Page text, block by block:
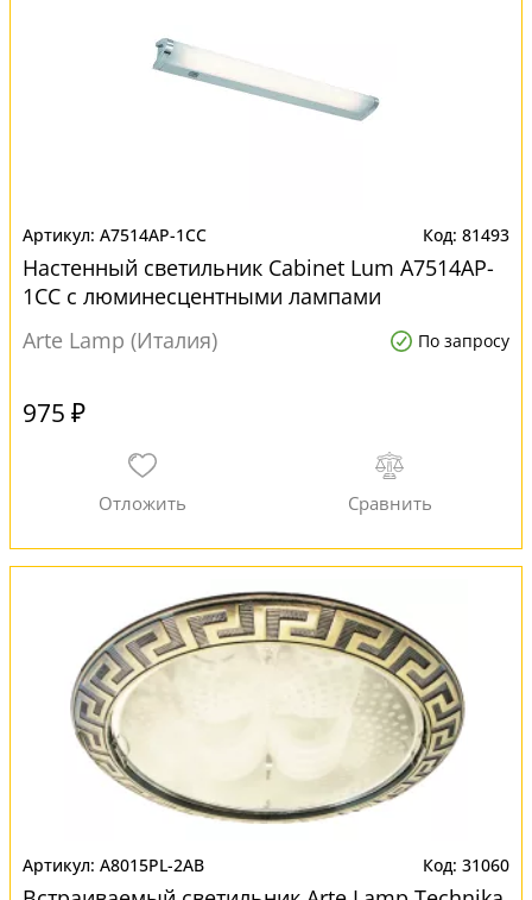
A7514AP-1CC 81493
Настенный светильник Cabinet Lum A7514AP-
1CC с люминесцентными лампами
Arte Lamp (Италия)
По запросу
975 ₽
A8015PL-2AB 31060